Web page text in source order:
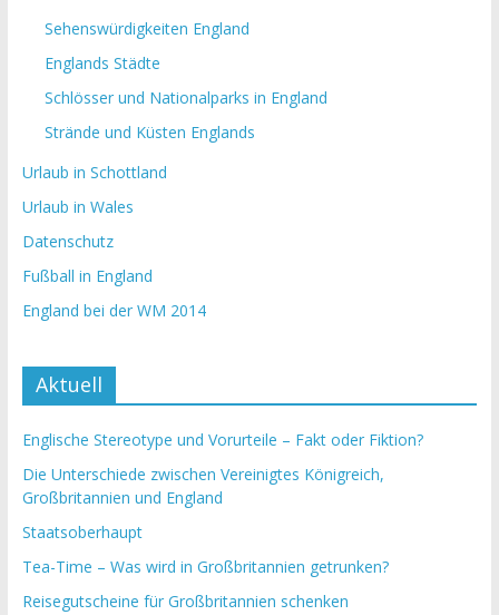
Sehenswürdigkeiten England
Englands Städte
Schlösser und Nationalparks in England
Strände und Küsten Englands
Urlaub in Schottland
Urlaub in Wales
Datenschutz
Fußball in England
England bei der WM 2014
Aktuell
Englische Stereotype und Vorurteile – Fakt oder Fiktion?
Die Unterschiede zwischen Vereinigtes Königreich,
Großbritannien und England
Staatsoberhaupt
Tea-Time – Was wird in Großbritannien getrunken?
Reisegutscheine für Großbritannien schenken